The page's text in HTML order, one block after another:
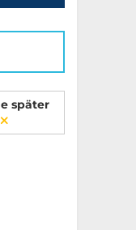
später